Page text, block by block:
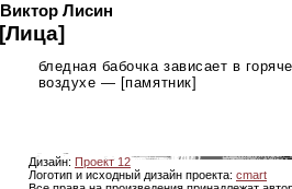
Виктор Лисин
[Лица]
бледная бабочка зависает в
воздухе — [памятник]
Дизайн: Проект 12
Логотип и исходный дизайн проекта: cmart